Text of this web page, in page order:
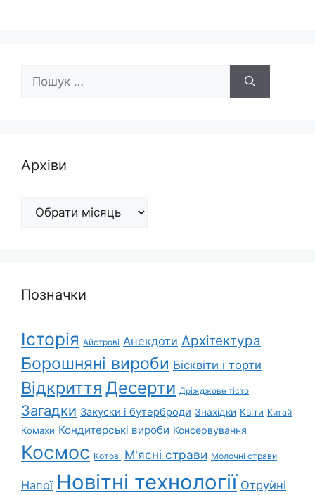
Архіви
Архіви
Позначки
Історія Айстрові Анекдоти Архітектура
Борошняні вироби Бісквіти і торти
Відкриття Десерти Дріжджове тісто
Загадки Закуски і бутерброди Знахідки Квіти Китай
Комахи Кондитерські вироби Консервування
Космос Котові М'ясні страви Молочні страви
Напої Новітні технології Отруйні